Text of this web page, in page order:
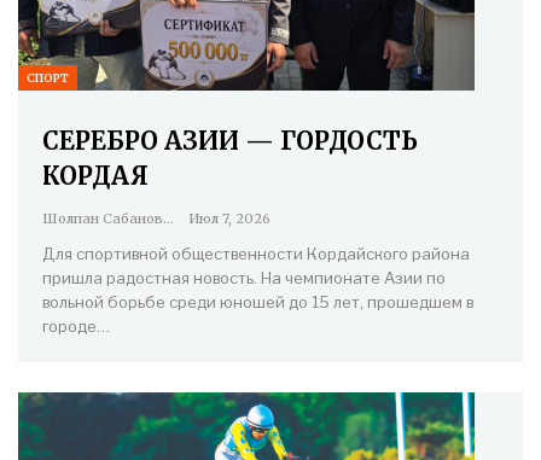
СПОРТ
СЕРЕБРО АЗИИ — ГОРДОСТЬ
КОРДАЯ
Шолпан Сабанова Июл 7, 2026
Для спортивной общественности Кордайского района
пришла радостная новость. На чемпионате Азии по
вольной борьбе среди юношей до 15 лет, прошедшем в
городе…